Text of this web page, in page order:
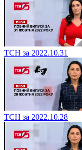
ТСН за 2022.10.31
ТСН за 2022.10.28